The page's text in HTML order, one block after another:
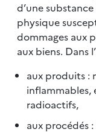
d’une
physique
dommages aux
aux biens. Dans
aux produits :
inflammables,
radioactifs,
aux procédés